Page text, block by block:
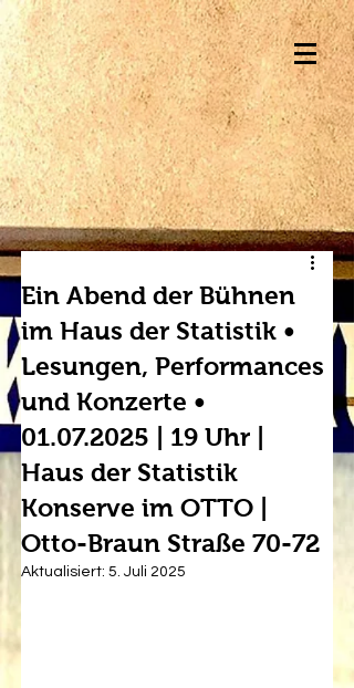
Ein Abend der Bühnen
im Haus der Statistik •
Lesungen, Performances
und Konzerte •
01.07.2025 | 19 Uhr |
Haus der Statistik
Konserve im OTTO |
Otto-Braun Straße 70-72
Aktualisiert: 5. Juli 2025